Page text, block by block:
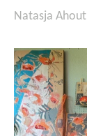
Natasja Ahout